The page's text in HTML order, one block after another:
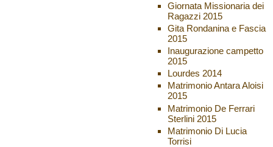
Giornata Missionaria dei
Ragazzi 2015
Gita Rondanina e Fascia
2015
Inaugurazione campetto
2015
Lourdes 2014
Matrimonio Antara Aloisi
2015
Matrimonio De Ferrari
Sterlini 2015
Matrimonio Di Lucia
Torrisi